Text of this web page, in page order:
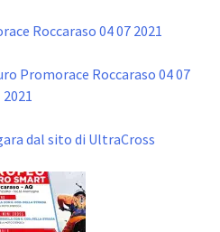
Roccaraso 04 07 2021
Promorace Roccaraso 04 07
2021
dal sito di UltraCross